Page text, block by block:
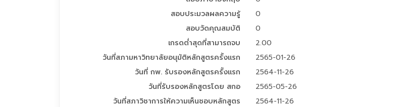
สอบประมวลผลความรู้
0
สอบวัดคุณสมบัติ
0
เกรดต่ำสุดที่สามารถจบ
2.00
วันที่สภามหาวิทยาลัยอนุมัติหลักสูตรครั้งแรก
2565-01-26
วันที่ กพ. รับรองหลักสูตรครั้งแรก
2564-11-26
วันที่รับรองหลักสูตรโดย สกอ
2565-05-26
วันที่สภาวิชาการให้ความเห็นชอบหลักสูตร
2564-11-26